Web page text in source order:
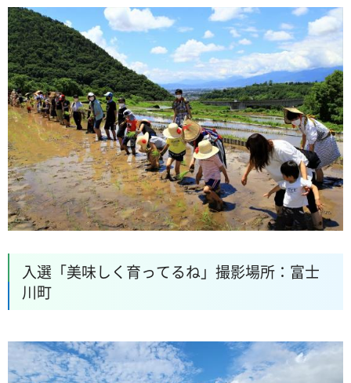
入選「美味しく育ってるね」撮影場所：富士
川町